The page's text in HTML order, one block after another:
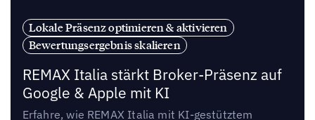
Lokale Präsenz optimieren & aktivieren
Bewertungsergebnis skalieren
REMAX Italia stärkt Broker-Präsenz auf
Google & Apple mit KI
Erfahre, wie REMAX Italia mit KI-gestütztem